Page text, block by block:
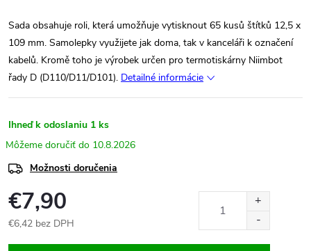
Sada obsahuje roli, která umožňuje vytisknout 65 kusů štítků 12,5 x
109 mm. Samolepky využijete jak doma, tak v kanceláři k označení
kabelů. Kromě toho je výrobek určen pro termotiskárny Niimbot
řady D (D110/D11/D101). Detailné informácie
Ihneď k odoslaniu 1 ks
10.8.2026
Možnosti doručenia
€7,90
€6,42 bez DPH